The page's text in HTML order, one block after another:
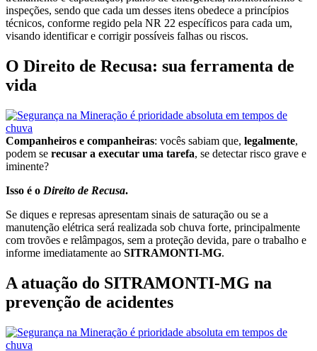
inspeções, sendo que cada um desses itens obedece a princípios
técnicos, conforme regido pela NR 22 específicos para cada um,
visando identificar e corrigir possíveis falhas ou riscos.
O Direito de Recusa: sua ferramenta de
vida
Companheiros e companheiras: vocês sabiam que, legalmente,
podem se recusar a executar uma tarefa, se detectar risco grave e
iminente?
Isso é o Direito de Recusa.
Se diques e represas apresentam sinais de saturação ou se a
manutenção elétrica será realizada sob chuva forte, principalmente
com trovões e relâmpagos, sem a proteção devida, pare o trabalho e
informe imediatamente ao SITRAMONTI-MG.
A atuação do SITRAMONTI-MG na
prevenção de acidentes